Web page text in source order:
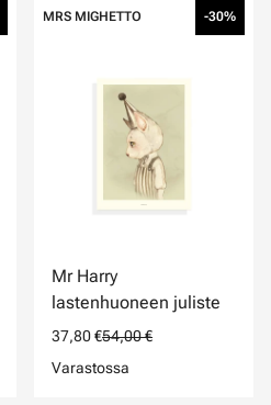
MRS MIGHETTO -30%
Mr Harry
lastenhuoneen juliste
37,80 €54,00 €
Varastossa